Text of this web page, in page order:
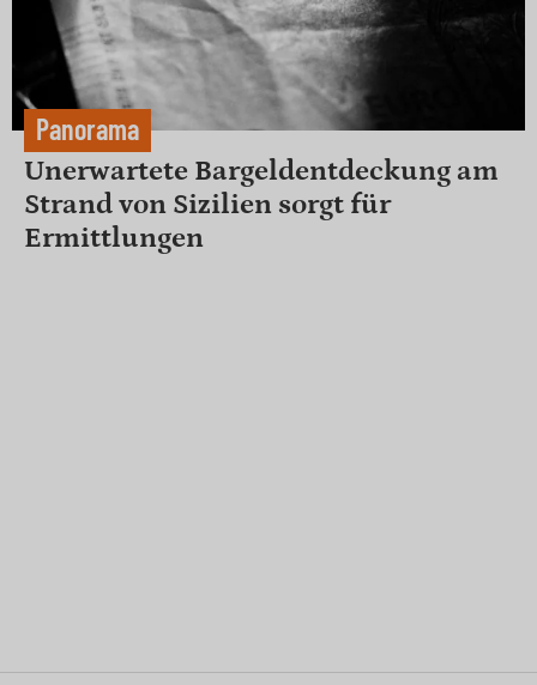
Panorama
Unerwartete Bargeldentdeckung am
Strand von Sizilien sorgt für
Ermittlungen